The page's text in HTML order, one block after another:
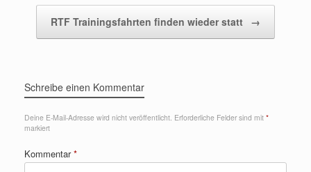
RTF Trainingsfahrten finden wieder statt →
Schreibe einen Kommentar
Deine E-Mail-Adresse wird nicht veröffentlicht. Erforderliche Felder sind mit *
markiert
Kommentar*